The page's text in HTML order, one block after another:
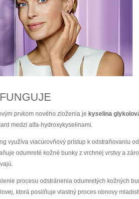
prvkom nového zloženia je kyselina
medzi alfa-hydroxykyselinami.
využíva viacúrovňový prístup k odstraňovaniu
odumreté kožné bunky z vrchnej vrstvy a
procesu odstránenia odumretých kožných
ktorá posilňuje vlastný proces obnovy